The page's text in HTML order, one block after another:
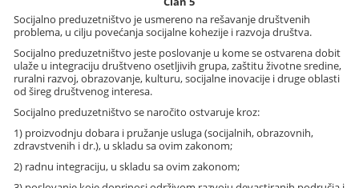
Socijalno preduzetništvo je usmereno na rešavanje društvenih
problema, u cilju povećanja socijalne kohezije i razvoja društva.
Socijalno preduzetništvo jeste poslovanje u kome se ostvarena dobit
ulaže u integraciju društveno osetljivih grupa, zaštitu životne sredine,
ruralni razvoj, obrazovanje, kulturu, socijalne inovacije i druge oblasti
od šireg društvenog interesa.
Socijalno preduzetništvo se naročito ostvaruje kroz:
1) proizvodnju dobara i pružanje usluga (socijalnih, obrazovnih,
zdravstvenih i dr.), u skladu sa ovim zakonom;
2) radnu integraciju, u skladu sa ovim zakonom;